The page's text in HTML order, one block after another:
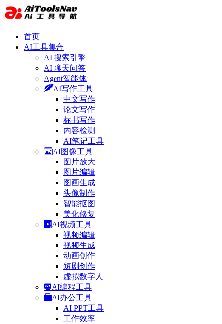
首页
AI工具集合
AI 搜索引擎
AI 聊天问答
Agent智能体
AI写作工具
中文写作
论文写作
标书写作
内容检测
AI笔记工具
AI图像工具
图片放大
图片编辑
图画生成
头像制作
智能抠图
美化修复
AI视频工具
视频编辑
视频生成
动画创作
短剧创作
虚拟数字人
AI编程工具
AI办公工具
AI PPT工具
工作效率